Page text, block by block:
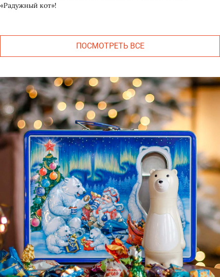
«Радужный кот»!
ПОСМОТРЕТЬ ВСЕ
Согласен сполитикой обработки
персональных данных